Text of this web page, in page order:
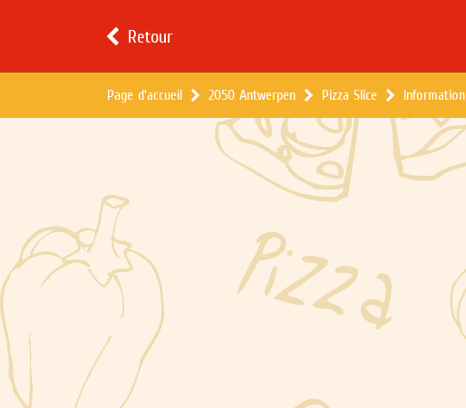
Retour
Page d'accueil 2050 Antwerpen Pizza Slice Information